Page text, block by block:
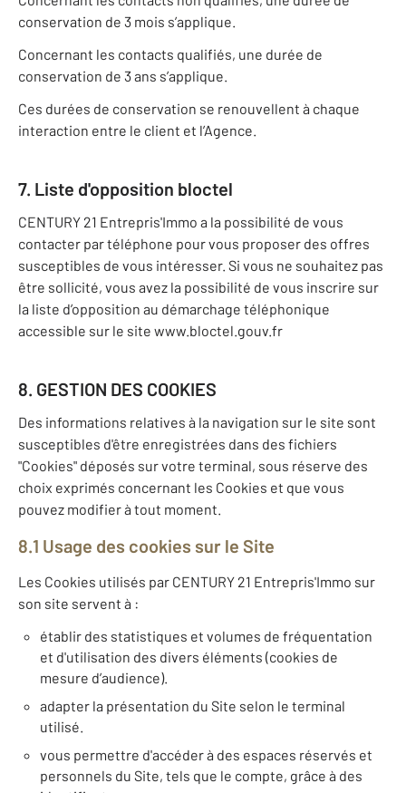
conservation de 3 mois s’applique.
Concernant les contacts qualifiés, une durée de
conservation de 3 ans s’applique.
Ces durées de conservation se renouvellent à chaque
interaction entre le client et l’Agence.
7. Liste d'opposition bloctel
CENTURY 21 Entrepris'Immo a la possibilité de vous
contacter par téléphone pour vous proposer des offres
susceptibles de vous intéresser. Si vous ne souhaitez pas
être sollicité, vous avez la possibilité de vous inscrire sur
la liste d’opposition au démarchage téléphonique
accessible sur le site www.bloctel.gouv.fr
8. GESTION DES COOKIES
Des informations relatives à la navigation sur le site sont
susceptibles d'être enregistrées dans des fichiers
"Cookies" déposés sur votre terminal, sous réserve des
choix exprimés concernant les Cookies et que vous
pouvez modifier à tout moment.
8.1 Usage des cookies sur le Site
Les Cookies utilisés par CENTURY 21 Entrepris'Immo sur
son site servent à :
établir des statistiques et volumes de fréquentation
et d'utilisation des divers éléments (cookies de
mesure d’audience).
adapter la présentation du Site selon le terminal
utilisé.
vous permettre d'accéder à des espaces réservés et
personnels du Site, tels que le compte, grâce à des